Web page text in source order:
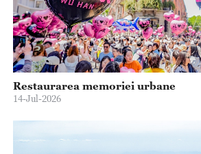
Restaurarea memoriei urbane
14-Jul-2026